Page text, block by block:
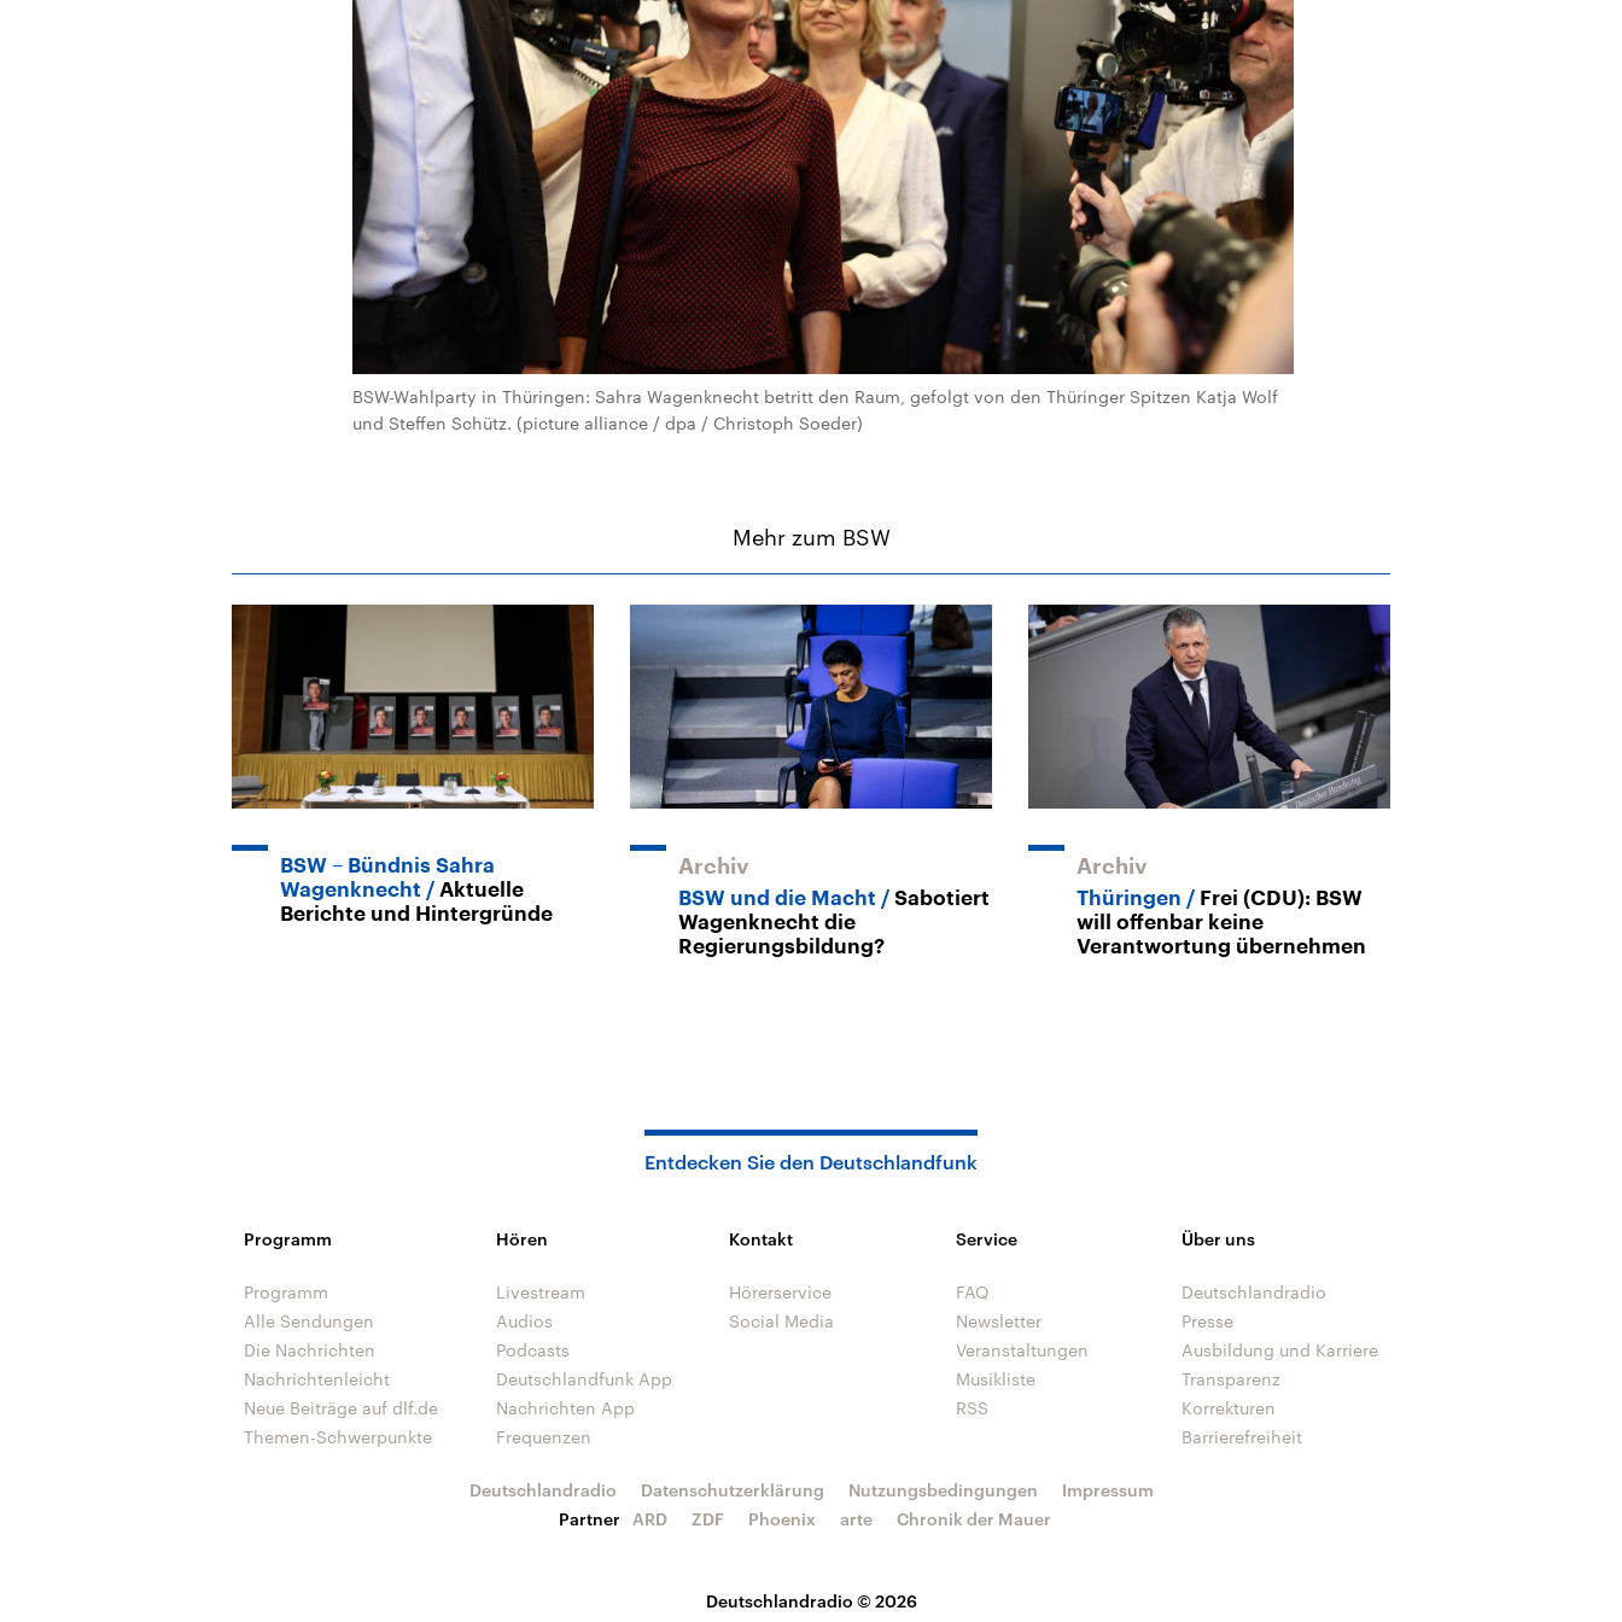
BSW-Wahlparty in Thüringen: Sahra Wagenknecht betritt den Raum, gefolgt von den Thüringer Spitzen Katja Wolf
und Steffen Schütz. (picture alliance / dpa / Christoph Soeder)
Mehr zum BSW
BSW – Bündnis Sahra
Wagenknecht
Aktuelle
Berichte und Hintergründe
Archiv
BSW und die Macht
Sabotiert
Wagenknecht die
Regierungsbildung?
Archiv
Thüringen
Frei (CDU): BSW
will offenbar keine
Verantwortung übernehmen
Entdecken Sie den Deutschlandfunk
Programm
Programm
Alle Sendungen
Die Nachrichten
Nachrichtenleicht
Neue Beiträge auf dlf.de
Themen-Schwerpunkte
Hören
Livestream
Audios
Podcasts
Deutschlandfunk App
Nachrichten App
Frequenzen
Kontakt
Hörerservice
Social Media
Service
FAQ
Newsletter
Veranstaltungen
Musikliste
RSS
Über uns
Deutschlandradio
Presse
Ausbildung und Karriere
Transparenz
Korrekturen
Barrierefreiheit
Deutschlandradio © 2026
Deutschlandradio Datenschutzerklärung Nutzungsbedingungen
Impressum
Partner
ARD ZDF Phoenix arte Chronik der Mauer